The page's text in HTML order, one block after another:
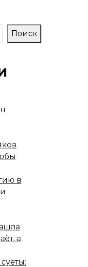
Поиск
в
а